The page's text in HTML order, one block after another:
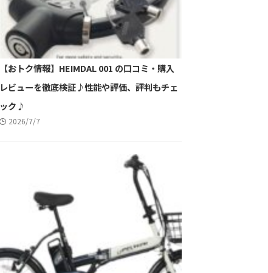
【おトク情報】HEIMDAL 001 の口コミ・購入
レビューを徹底検証♪性能や評価、評判もチェ
ック♪
2026/7/7